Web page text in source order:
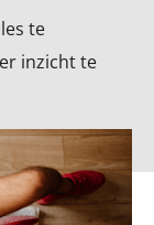
te
inzicht te